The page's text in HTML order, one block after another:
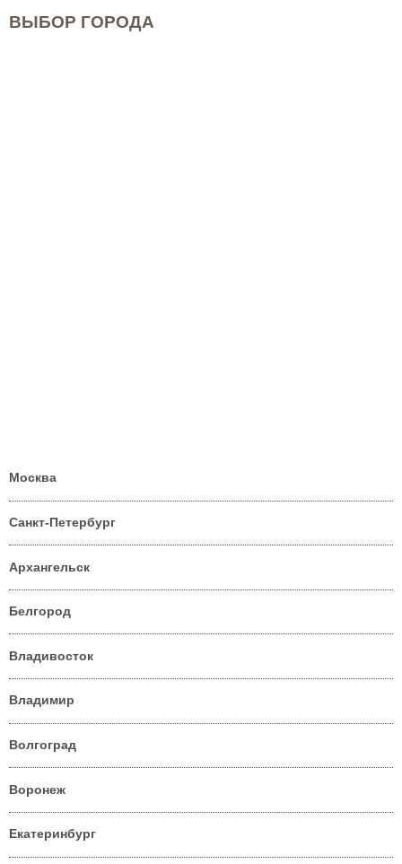
ВЫБОР ГОРОДА
Москва
Санкт-Петербург
Архангельск
Белгород
Владивосток
Владимир
Волгоград
Воронеж
Екатеринбург